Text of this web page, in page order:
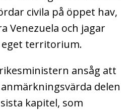
civila på öppet hav,
Venezuela och jagar
territorium.
ansåg att
delen
kapitel, som